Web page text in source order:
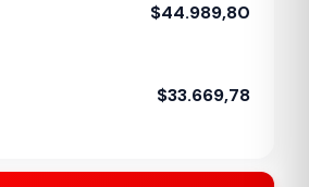
$44.989,80
$33.669,78